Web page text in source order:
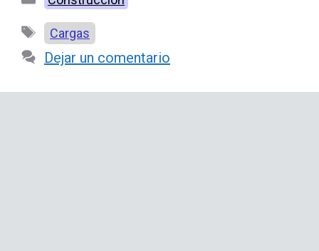
Etiquetas
Cargas
Dejar un comentario